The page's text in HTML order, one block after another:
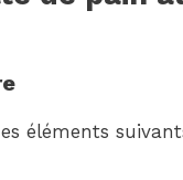
éléments